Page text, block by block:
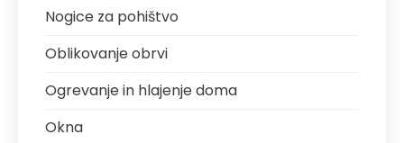
Nogice za pohištvo
Oblikovanje obrvi
Ogrevanje in hlajenje doma
Okna